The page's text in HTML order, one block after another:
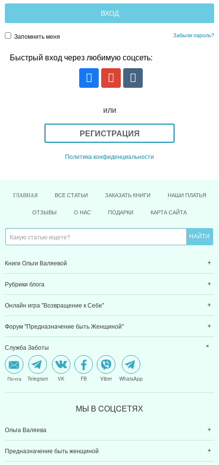
Запомнить меня Забыли пароль?
Быстрый вход через любимую соцсеть:
или
РЕГИСТРАЦИЯ
Политика конфиденциальности
ГЛАВНАЯ ВСЕ СТАТЬИ ЗАКАЗАТЬ КНИГИ НАШИ ПЛАТЬЯ
ОТЗЫВЫ О НАС ПОДАРКИ КАРТА САЙТА
Книги Ольги Валяевой
Рубрики блога
Онлайн игра "Возвращение к Себе"
Форум "Предназначение быть Женщиной"
Служба Заботы
Почта Telegram VK FB Viber WhatsApp
МЫ В CОЦCЕТЯХ
Ольга Валяева
Предназначение быть женщиной